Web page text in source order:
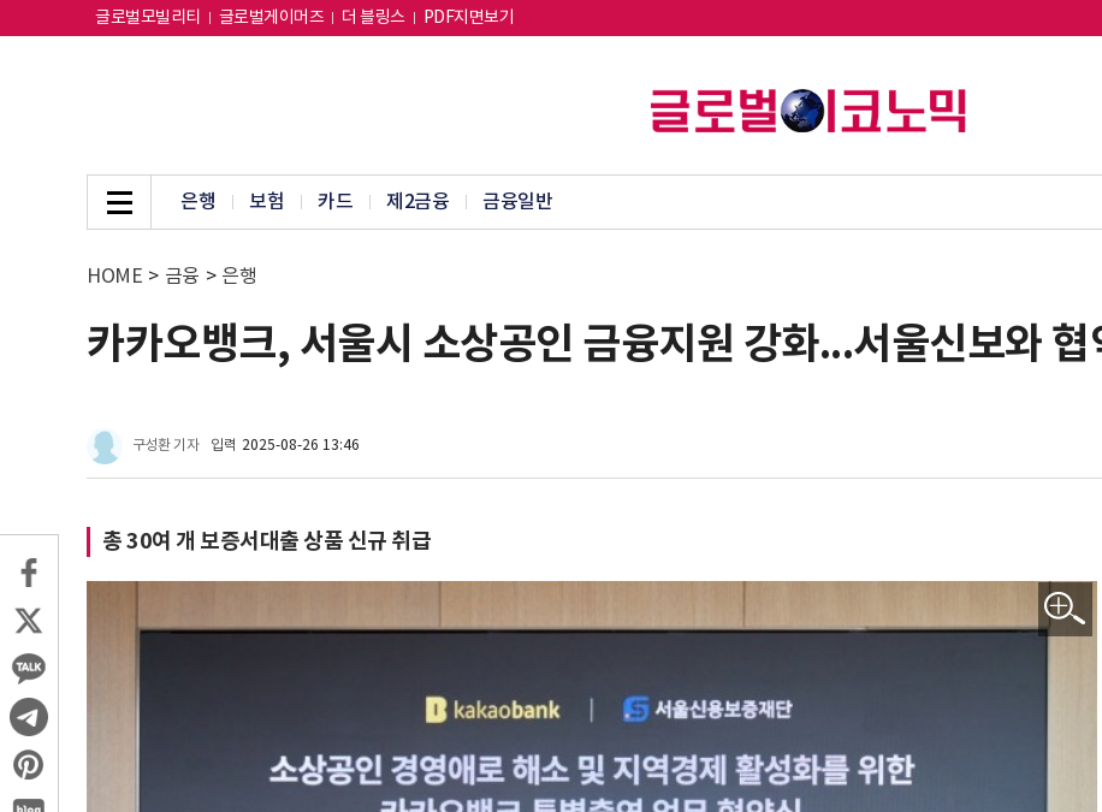
글로벌모빌리티 글로벌게이머즈 더 블링스 PDF지면보기
은행 보험 카드 제2금융 금융일반
HOME > 금융 > 은행
카카오뱅크, 서울시 소상공인 금융지원 강화...서울신보와 협
구성환 기자 입력 2025-08-26 13:46
총 30여 개 보증서대출 상품 신규 취급